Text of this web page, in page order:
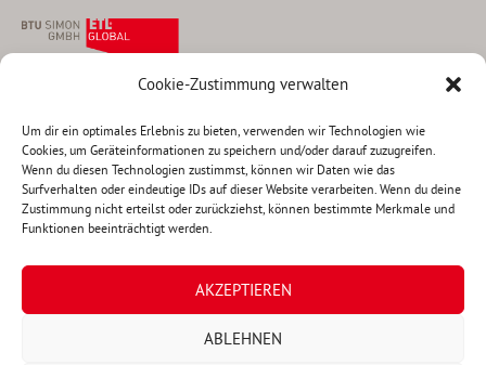
Cookie-Zustimmung verwalten
Um dir ein optimales Erlebnis zu bieten, verwenden wir Technologien wie
Cookies, um Geräteinformationen zu speichern und/oder darauf zuzugreifen.
Wenn du diesen Technologien zustimmst, können wir Daten wie das
Surfverhalten oder eindeutige IDs auf dieser Website verarbeiten. Wenn du deine
Zustimmung nicht erteilst oder zurückziehst, können bestimmte Merkmale und
Funktionen beeinträchtigt werden.
AKZEPTIEREN
ABLEHNEN
Steuerberatungsgesellschaft
Pettenkoferstraße 22
80336 München
Tel +49 (0)89 290 817-0
Mailmuc@btu-group.de